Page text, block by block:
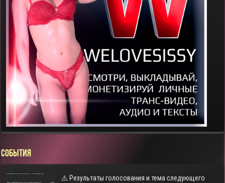
СОБЫТИЯ
⚠️ Результаты голосования и тема следующего